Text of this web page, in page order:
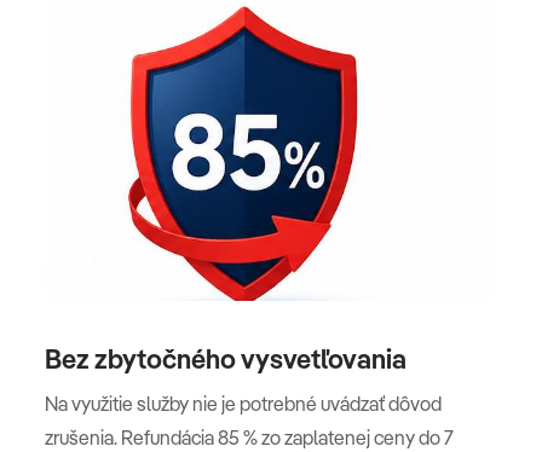
Bez zbytočného vysvetľovania
Na využitie služby nie je potrebné uvádzať dôvod
zrušenia. Refundácia 85 % zo zaplatenej ceny do 7